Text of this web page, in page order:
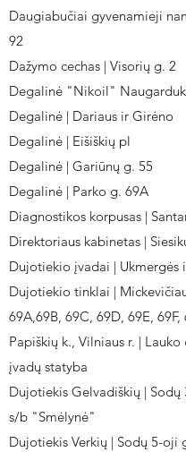
Daugiabučiai gyvenamieji
92
Dažymo cechas | Visorių g. 2
Degalinė "Nikoil"
Degalinė | Dariaus ir Girėno
Degalinė | Eišiškių pl
Degalinė | Gariūnų g. 55
Degalinė | Parko g. 69A
Diagnostikos korpusas |
Direktoriaus kabinetas |
Dujotiekio įvadai | Ukmergės
Dujotiekio tinklai |
69A,69B, 69C, 69D, 69E, 69F,
Papiškių k., Vilniaus r. |
įvadų statyba
Dujotiekis Gelvadiškių | Sodų
s/b "Smėlynė"
Dujotiekis Verkių | Sodų 5-oji